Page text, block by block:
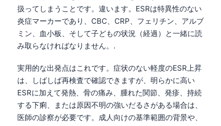
扱ってしまうことです。違います。ESRは特異性のない
炎症マーカーであり、CBC、CRP、フェリチン、アルブ
ミン、血小板、そして子どもの状況（経過）と一緒に読
み取らなければなりません。.
実用的な出発点はこれです。症状のない軽度のESR上昇
は、しばしば再検査で確認できますが、明らかに高い
ESRに加えて発熱、骨の痛み、腫れた関節、発疹、持続
する下痢、または原因不明の強いだるさがある場合は、
医師の診察が必要です。成人向けの基準範囲の背景や、